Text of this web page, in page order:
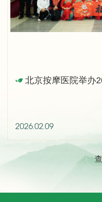
北京按摩医院举办
2026.02.09